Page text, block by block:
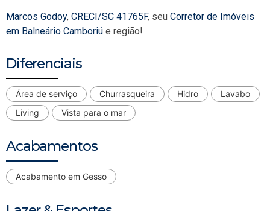
Marcos Godoy, CRECI/SC 41765F, seu Corretor de Imóveis
em Balneário Camboriú e região!
Diferenciais
Área de serviço Churrasqueira Hidro
Lavabo
Living
Vista para o mar
Acabamentos
Acabamento em Gesso